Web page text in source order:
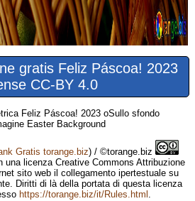
gratis Feliz Páscoa! 2023
CC-BY 4.0
Feliz Páscoa! 2023 oSullo sfondo
Easter Background
Gratis torange.biz) / ©torange.biz
una licenza Creative Commons Attribuzione
sito web il collegamento ipertestuale su
Diritti di là della portata di questa licenza
https://torange.biz/it/Rules.html .